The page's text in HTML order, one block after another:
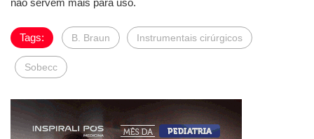
não servem mais para uso.
Tags: B. Braun Instrumentais cirúrgicos
Sobecc